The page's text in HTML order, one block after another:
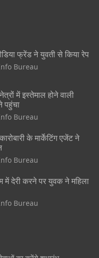
फ्रेंड ने युवती से किया रेप
Bureau
में इस्तेमाल होने वाली
पहुंचा
Bureau
के मार्केटिंग एजेंट ने
Bureau
देरी करने पर युवक ने महिला
Bureau